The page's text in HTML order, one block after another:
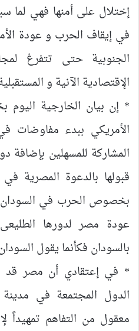
إختلال على أمنها فهي لما
في إيقاف الحرب و عودة
الجنوبية حتى تتفرغ
الإقتصادية الآنية و
* إن بيان الخارجية
الأمريكي ببدء
المشاركة للمسهلين بإضافة
قبولها بالدعوة المصرية
بخصوص الحرب في
عودة مصر لدورها
بالسودان فكأنما يقول
* في إعتقادي أن مصر قد
الدول المجتمعة في
معقول من التفاهم تمهيداً